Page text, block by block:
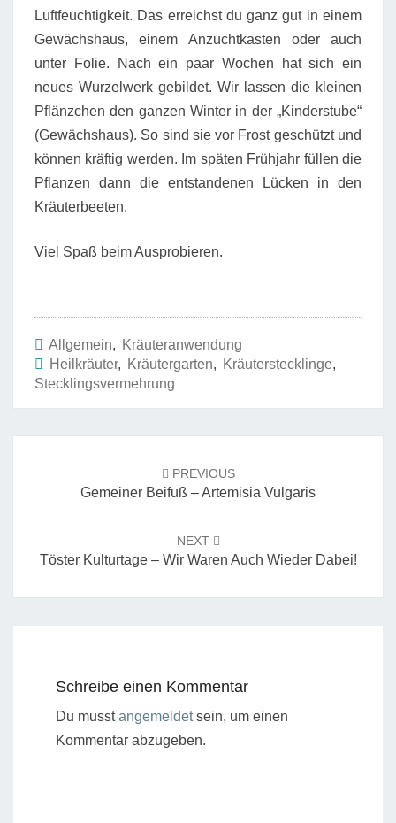
Luftfeuchtigkeit. Das erreichst du ganz gut in einem
Gewächshaus, einem Anzuchtkasten oder auch
unter Folie. Nach ein paar Wochen hat sich ein
neues Wurzelwerk gebildet. Wir lassen die kleinen
Pflänzchen den ganzen Winter in der „Kinderstube“
(Gewächshaus). So sind sie vor Frost geschützt und
können kräftig werden. Im späten Frühjahr füllen die
Pflanzen dann die entstandenen Lücken in den
Kräuterbeeten.
Viel Spaß beim Ausprobieren.
Allgemein, Kräuteranwendung
Heilkräuter, Kräutergarten, Kräuterstecklinge,
Stecklingsvermehrung
PREVIOUS
Gemeiner Beifuß – Artemisia Vulgaris
NEXT
Töster Kulturtage – Wir Waren Auch Wieder Dabei!
Schreibe einen Kommentar
Du musstangemeldetsein, um einen
Kommentar abzugeben.